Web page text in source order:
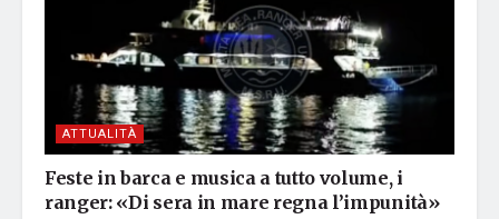
ATTUALITÀ
Feste in barca e musica a tutto volume, i
ranger: «Di sera in mare regna l’impunità»